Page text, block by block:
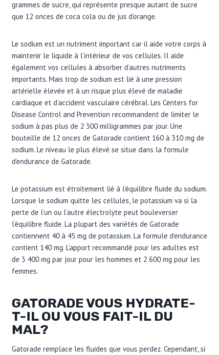
grammes de sucre, qui représente presque autant de sucre
que 12 onces de coca cola ou de jus d’orange.
Le sodium est un nutriment important car il aide votre corps à
maintenir le liquide à l’intérieur de vos cellules. Il aide
également vos cellules à absorber d’autres nutriments
importants. Mais trop de sodium est lié à une pression
artérielle élevée et à un risque plus élevé de maladie
cardiaque et d’accident vasculaire cérébral. Les Centers for
Disease Control and Prevention recommandent de limiter le
sodium à pas plus de 2 300 milligrammes par jour. Une
bouteille de 12 onces de Gatorade contient 160 à 310 mg de
sodium. Le niveau le plus élevé se situe dans la formule
d’endurance de Gatorade.
Le potassium est étroitement lié à l’équilibre fluide du sodium.
Lorsque le sodium quitte les cellules, le potassium va si la
perte de l’un ou l’autre électrolyte peut bouleverser
l’équilibre fluide. La plupart des variétés de Gatorade
contiennent 40 à 45 mg de potassium. La formule d’endurance
contient 140 mg. L’apport recommandé pour les adultes est
de 3 400 mg par jour pour les hommes et 2 600 mg pour les
femmes.
GATORADE VOUS HYDRATE-
T-IL OU VOUS FAIT-IL DU
MAL?
Gatorade remplace les fluides que vous perdez. Cependant, si